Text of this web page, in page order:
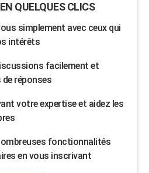
QUELQUES CLICS
simplement avec ceux qui
intérêts
facilement et
réponses
votre expertise et aidez les
fonctionnalités
en vous inscrivant